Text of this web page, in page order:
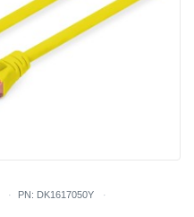
PN: DK1617050Y